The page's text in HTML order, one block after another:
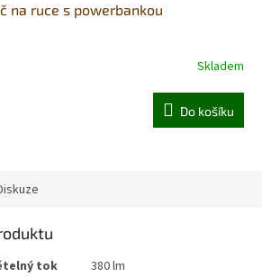
na ruce s powerbankou
Skladem
Do košíku
tok
380 lm